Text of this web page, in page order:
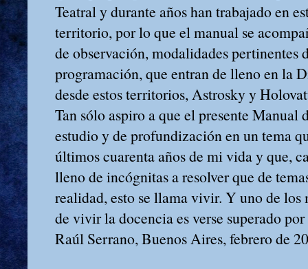
Teatral y durante años han trabajado en
territorio, por lo que el manual se
de observación, modalidades pertinentes
programación, que entran de lleno en la
desde estos territorios, Astrosky y
Tan sólo aspiro a que el presente Manual
estudio y de profundización en un tema
últimos cuarenta años de mi vida y que,
lleno de incógnitas a resolver que de
realidad, esto se llama vivir. Y uno de los
de vivir la docencia es verse superado
Raúl Serrano, Buenos Aires, febrero de